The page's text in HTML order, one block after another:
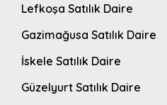
Lefkoşa Satılık Daire
Gazimağusa Satılık Daire
İskele Satılık Daire
Güzelyurt Satılık Daire